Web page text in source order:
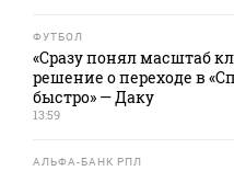
ФУТБОЛ
«Сразу понял масштаб
решение о переходе в
быстро» — Даку
13:59
АЛЬФА-БАНК РПЛ